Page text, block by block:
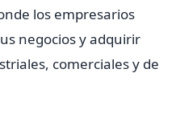
los empresarios
negocios y adquirir
comerciales y de